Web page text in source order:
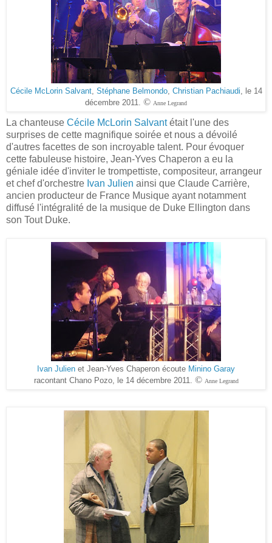
Cécile McLorin Salvant, Stéphane Belmondo, Christian Pachiaudi, le 14
décembre 2011. © Anne Legrand
La chanteuse Cécile McLorin Salvantétait l'une des
surprises de cette magnifique soirée et nous a dévoilé
d'autres facettes de son incroyable talent. Pour évoquer
cette fabuleuse histoire, Jean-Yves Chaperon a eu la
géniale idée d'inviter le trompettiste, compositeur, arrangeur
et chef d'orchestre Ivan Julien ainsi que Claude Carrière,
ancien producteur de France Musique ayant notamment
diffusé l'intégralité de la musique de Duke Ellington dans
son Tout Duke.
Ivan Julien et Jean-Yves Chaperon écoute Minino Garay
racontant Chano Pozo, le 14 décembre 2011. © Anne Legrand